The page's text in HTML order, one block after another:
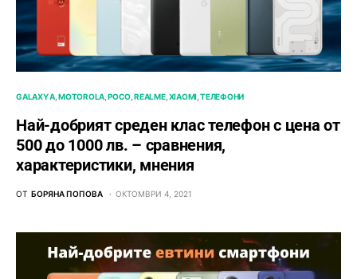
GALAXY A MOTOROLA POCO REALME XIAOMI ТЕЛЕФОНИ
Най-добрият среден клас телефон с цена от
500 до 1000 лв. – сравнения,
характеристики, мнения
ОТ БОРЯНА ПОПОВА ОКТОМВРИ 4, 2021